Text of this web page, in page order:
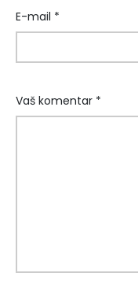
E-mail *
Vaš komentar *